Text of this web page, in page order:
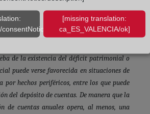
deber legal del depósito de las cuentas
legal de disolución de la sociedad, ni
obligación de los administradores de
de la existencia del déficit patrimonial o
puede verse favorecida en situaciones de
hechos periféricos, entre los que puede
del depósito de cuentas. De manera que la
de cuentas anuales opera, al menos, una
consentNotice/learnMore]
[missing translation:
ca_ES_VALENCIA/ok]